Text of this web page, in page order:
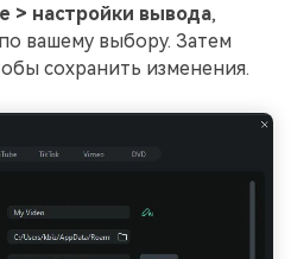
> настройки вывода,
по вашему выбору. Затем
сохранить изменения.